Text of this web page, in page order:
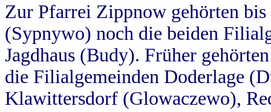
Zur Pfarrei Zippnow gehörten
(Sypnywo) noch die beiden
Jagdhaus (Budy). Früher
die Filialgemeinden Doderlage
Klawittersdorf (Glowaczewo),